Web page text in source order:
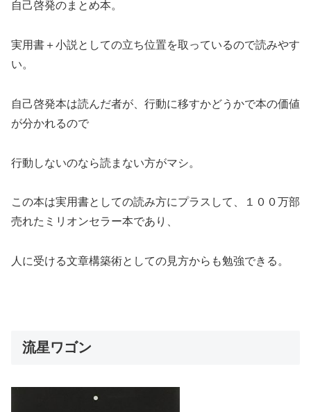
自己啓発のまとめ本。
実用書＋小説としての立ち位置を取っているので読みやす
い。
自己啓発本は読んだ者が、行動に移すかどうかで本の価値
が分かれるので
行動しないのなら読まない方がマシ。
この本は実用書としての読み方にプラスして、１００万部
売れたミリオンセラー本であり、
人に受ける文章構築術としての見方からも勉強できる。
流星ワゴン